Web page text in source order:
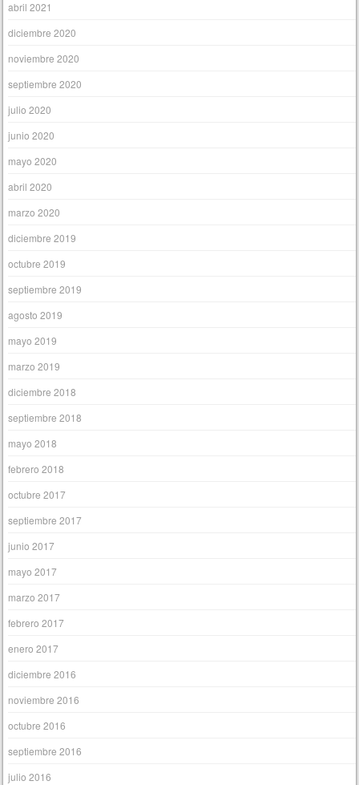
abril 2021
diciembre 2020
noviembre 2020
septiembre 2020
julio 2020
junio 2020
mayo 2020
abril 2020
marzo 2020
diciembre 2019
octubre 2019
septiembre 2019
agosto 2019
mayo 2019
marzo 2019
diciembre 2018
septiembre 2018
mayo 2018
febrero 2018
octubre 2017
septiembre 2017
junio 2017
mayo 2017
marzo 2017
febrero 2017
enero 2017
diciembre 2016
noviembre 2016
octubre 2016
septiembre 2016
julio 2016